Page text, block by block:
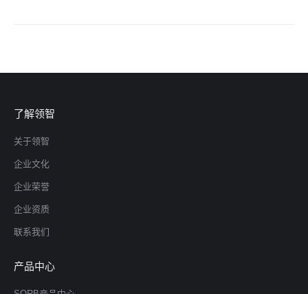
了解领智
关于领智
企业文化
企业荣誉
企业资质
联系我们
产品中心